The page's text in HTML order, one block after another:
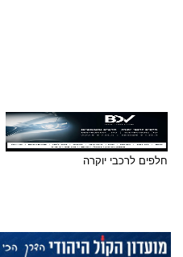
חלפים לרכבי יוקרה